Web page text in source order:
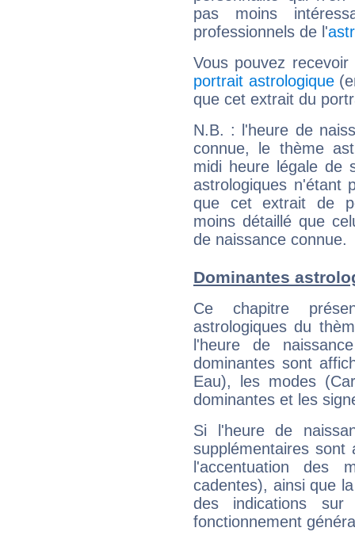
pas moins
professionnels de l'
Vous pouvez
portrait astrologique
que cet extrait du
N.B. : l'heure de
connue, le thème
midi heure légale de
astrologiques n'étant
que cet extrait de
moins détaillé que
de naissance connue.
Dominantes
Ce chapitre
astrologiques du
l'heure de
dominantes sont
Eau), les modes
dominantes et les
Si l'heure de
supplémentaires sont
l'accentuation des
cadentes), ainsi que
des indications sur
fonctionnement